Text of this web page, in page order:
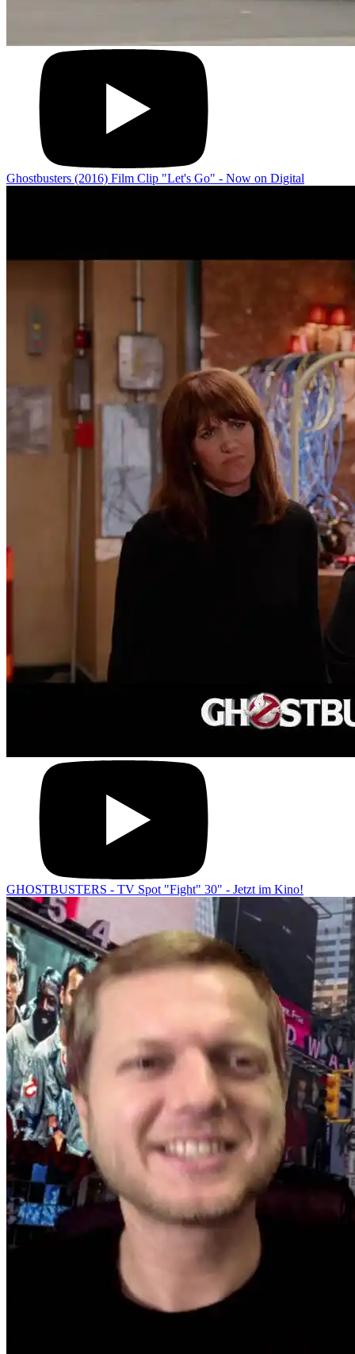
Ghostbusters (2016) Film Clip "Let's Go" - Now on Digital
GHOSTBUSTERS - TV Spot "Fight" 30" - Jetzt im Kino!